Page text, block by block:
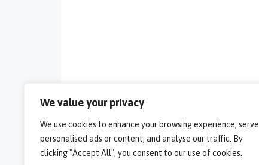
We value your privacy
We use cookies to enhance your browsing experience, serve
personalised ads or content, and analyse our traffic. By
clicking "Accept All", you consent to our use of cookies.